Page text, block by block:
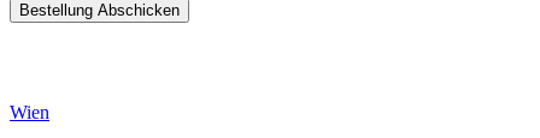
Bestellung Abschicken
Wien